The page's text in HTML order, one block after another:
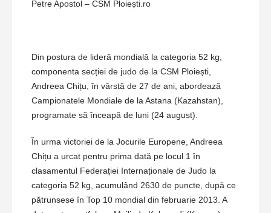
Petre Apostol – CSM Ploiești.ro
Din postura de lideră mondială la categoria 52 kg,
componenta secției de judo de la CSM Ploiești,
Andreea Chițu, în vârstă de 27 de ani, abordează
Campionatele Mondiale de la Astana (Kazahstan),
programate să înceapă de luni (24 august).
În urma victoriei de la Jocurile Europene, Andreea
Chițu a urcat pentru prima dată pe locul 1 în
clasamentul Federației Internaționale de Judo la
categoria 52 kg, acumulând 2630 de puncte, după ce
pătrunsese în Top 10 mondial din februarie 2013. A